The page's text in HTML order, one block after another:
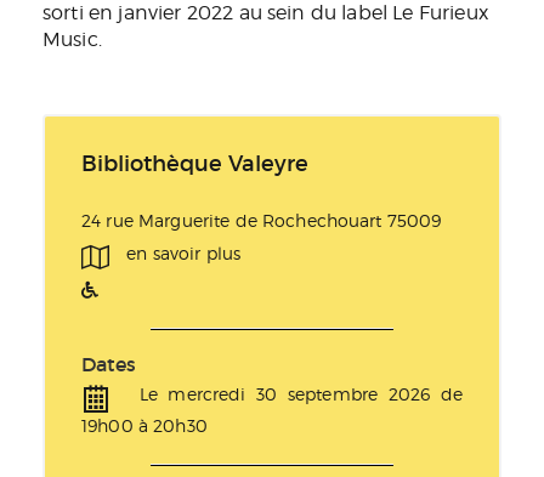
sorti en janvier 2022 au sein du label Le Furieux
Music.
Bibliothèque Valeyre
24 rue Marguerite de Rochechouart 75009
en savoir plus
Dates
Le mercredi 30 septembre 2026 de
19h00 à 20h30